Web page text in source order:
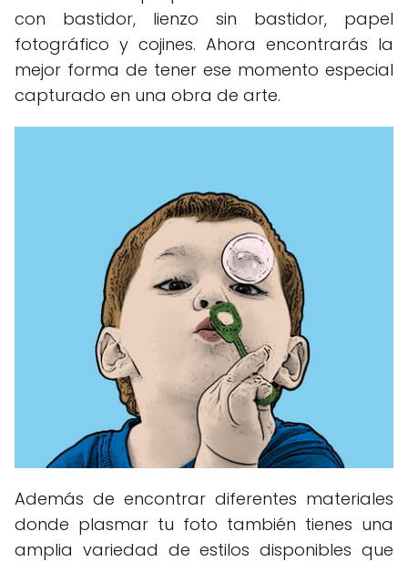
con bastidor, lienzo sin bastidor, papel
fotográfico y cojines. Ahora encontrarás la
mejor forma de tener ese momento especial
capturado en una obra de arte.
Además de encontrar diferentes materiales
donde plasmar tu foto también tienes una
amplia variedad de estilos disponibles que